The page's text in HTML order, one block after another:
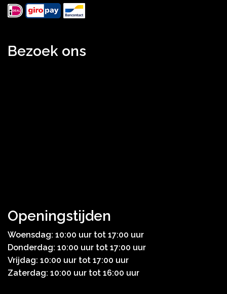
Bezoek ons
Openingstijden
Woensdag: 10:00 uur tot 17:00 uur
Donderdag: 10:00 uur tot 17:00 uur
Vrijdag: 10:00 uur tot 17:00 uur
Zaterdag: 10:00 uur tot 16:00 uur